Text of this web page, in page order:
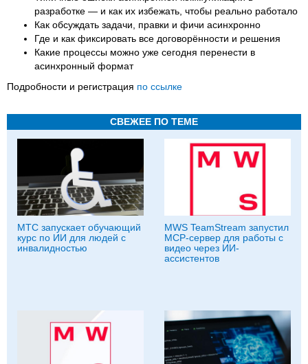
разработке — и как их избежать, чтобы реально работало
Как обсуждать задачи, правки и фичи асинхронно
Где и как фиксировать все договорённости и решения
Какие процессы можно уже сегодня перенести в
асинхронный формат
Подробности и регистрация по ссылке
СВЕЖЕЕ ПО ТЕМЕ
МТС запускает обучающий
курс по ИИ для людей с
инвалидностью
MWS TeamStream запустил
MCP-сервер для работы с
видео через ИИ-
ассистентов